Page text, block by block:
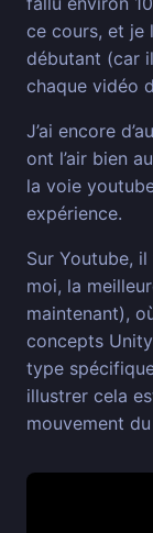
ce cours, et je
débutant (car
chaque vidéo
J’ai encore
ont l’air bien
la voie
expérience.
Sur Youtube,
moi, la
maintenant),
concepts
type
illustrer cela
mouvement